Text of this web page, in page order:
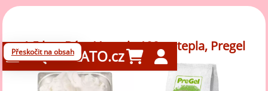
Přeskočit na obsahGELATO.cz
1,5 kg - Báze Venezia 100 za tepla, Pregel